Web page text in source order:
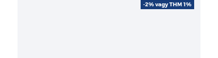
-2% vagy THM 1%